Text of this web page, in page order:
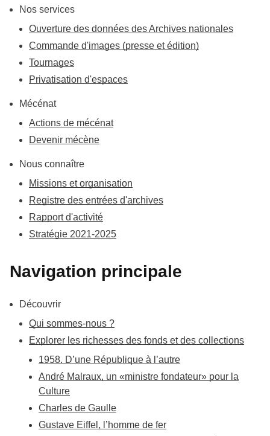
Nos services
Ouverture des données des Archives nationales
Commande d'images (presse et édition)
Tournages
Privatisation d'espaces
Mécénat
Actions de mécénat
Devenir mécène
Nous connaître
Missions et organisation
Registre des entrées d'archives
Rapport d'activité
Stratégie 2021-2025
Navigation principale
Découvrir
Qui sommes-nous ?
Explorer les richesses des fonds et des collections
1958. D’une République à l’autre
André Malraux, un «ministre fondateur» pour la
Culture
Charles de Gaulle
Gustave Eiffel, l’homme de fer